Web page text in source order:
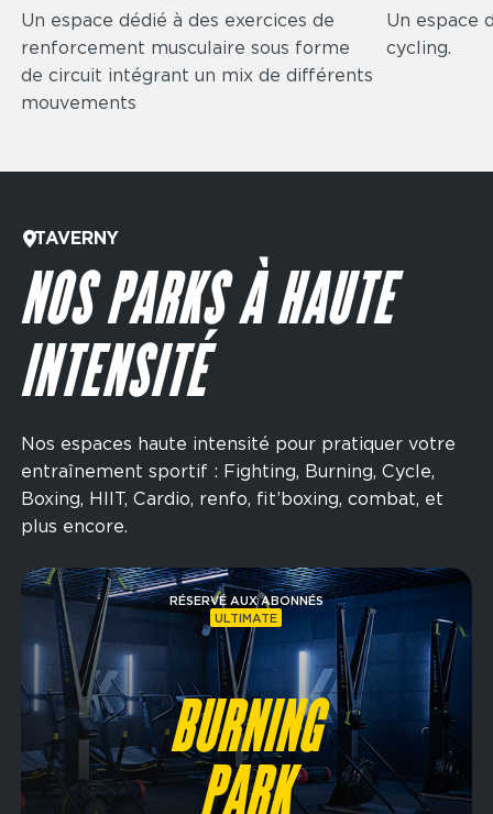
Un espace dédié à des exercices de
renforcement musculaire sous forme
de circuit intégrant un mix de différents
mouvements
Un espace
cycling.
TAVERNY
NOS PARKS À HAUTE
INTENSITÉ
Nos espaces haute intensité pour pratiquer votre
entraînement sportif : Fighting, Burning, Cycle,
Boxing, HIIT, Cardio, renfo, fit’boxing, combat, et
plus encore.
RÉSERVÉ AUX ABONNÉS
ULTIMATE
BURNING
PARK
Image